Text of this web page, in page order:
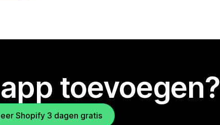
toevoegen?
Shopify 3 dagen gratis